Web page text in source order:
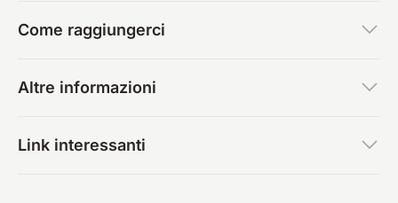
Come raggiungerci
Altre informazioni
Link interessanti